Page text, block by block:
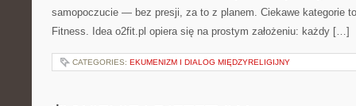
samopoczucie — bez presji, za to z planem. Ciekawe kategorie
Fitness. Idea o2fit.pl opiera się na prostym założeniu: każdy […]
CATEGORIES: EKUMENIZM I DIALOG MIĘDZYRELIGIJNY